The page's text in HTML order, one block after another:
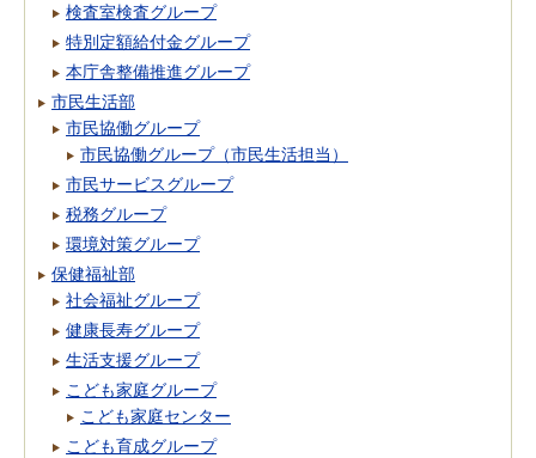
検査室検査グループ
特別定額給付金グループ
本庁舎整備推進グループ
市民生活部
市民協働グループ
市民協働グループ（市民生活担当）
市民サービスグループ
税務グループ
環境対策グループ
保健福祉部
社会福祉グループ
健康長寿グループ
生活支援グループ
こども家庭グループ
こども家庭センター
こども育成グループ